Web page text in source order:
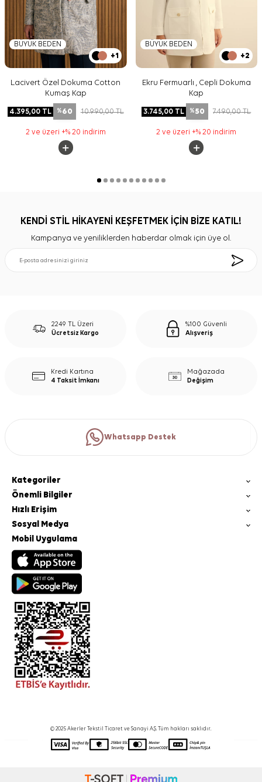
BÜYÜK BEDEN
+1
Lacivert Özel Dokuma Cotton
Kumaş Kap
4.395,00TL %60 10.990,00TL
2 ve üzeri +% 20 indirim
BÜYÜK BEDEN
+2
Ekru Fermuarlı , Cepli Dokuma
Kap
3.745,00 TL %50 7.490,00TL
2 ve üzeri +% 20 indirim
KENDİ STİL HİKAYENİ KEŞFETMEK İÇİN BİZE KATIL!
Kampanya ve yeniliklerden haberdar olmak için üye ol.
2249 TL Üzeri
Ücretsiz Kargo
%100 Güvenli
Alışveriş
Kredi Kartına
4 Taksit İmkanı
Mağazada
Değişim
Whatsapp Destek
Kategoriler
Önemli Bilgiler
Hızlı Erişim
Sosyal Medya
Mobil Uygulama
© 2025 Akerler Tekstil Ticaret ve Sanayi A.Ş. Tüm hakları saklıdır.